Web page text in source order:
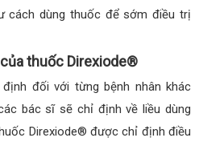
cách dùng thuốc để sớm điều trị
thuốc Direxiode®
đối với từng bệnh nhân khác
bác sĩ sẽ chỉ định về liều dùng
Direxiode® được chỉ định điều